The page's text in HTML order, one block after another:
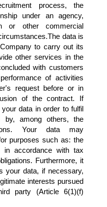
process, the
under an agency,
or other commercial
data is
to carry out its
other services in the
with customers
of activities
request before or in
of the contract. If
data in order to fulfil
by, among others, the
Your data may
purposes such as: the
in accordance with tax
Furthermore, it
your data, if necessary,
interests pursued
party (Article 6(1)(f)